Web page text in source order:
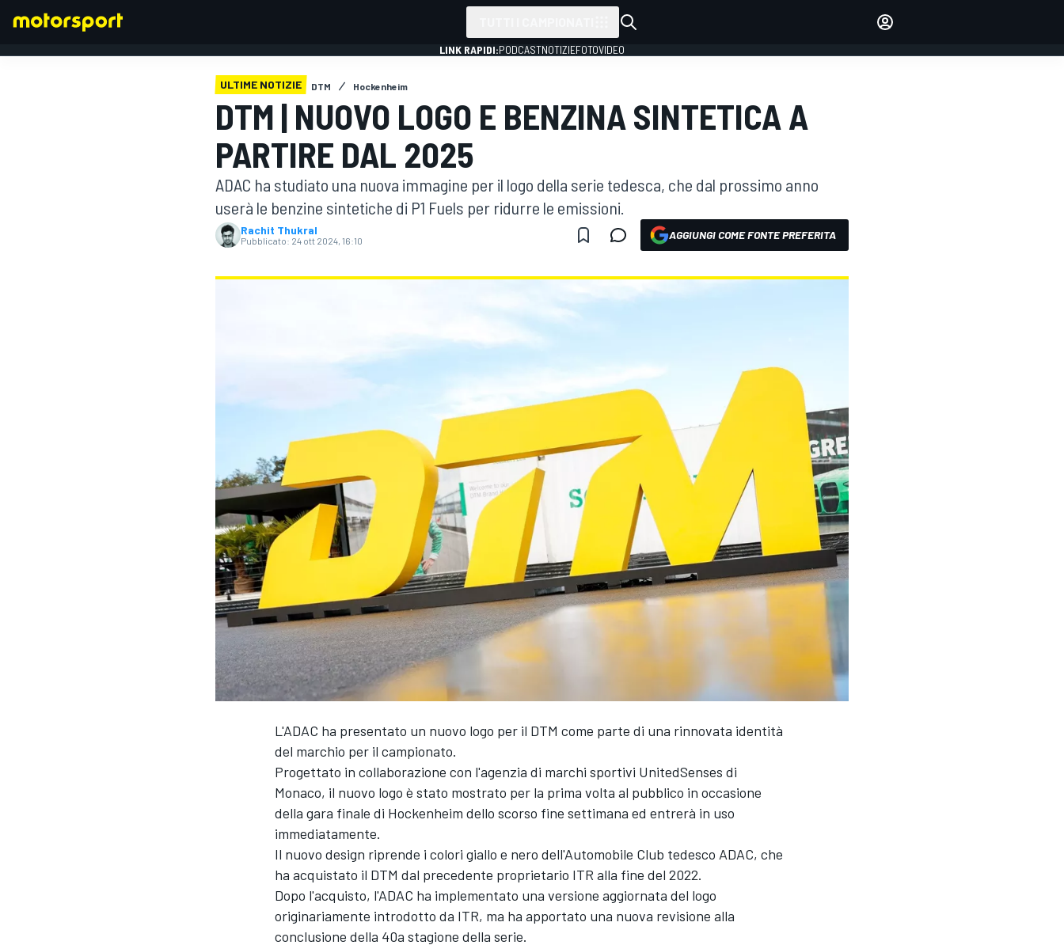
ACCEDI
LINK RAPIDI:PODCASTNOTIZIEFOTOVIDEO
ULTIME NOTIZIE DTM Hockenheim
DTM | NUOVO LOGO E BENZINA SINTETICA A
PARTIRE DAL 2025
ADAC ha studiato una nuova immagine per il logo della serie tedesca, che dal prossimo anno
userà le benzine sintetiche di P1 Fuels per ridurre le emissioni.
Rachit Thukral
Pubblicato: 24 ott 2024, 16:10 AGGIUNGI COME FONTE PREFERITA
L'ADAC ha presentato un nuovo logo per il DTM come parte di una rinnovata identità
del marchio per il campionato.
Progettato in collaborazione con l'agenzia di marchi sportivi UnitedSenses di
Monaco, il nuovo logo è stato mostrato per la prima volta al pubblico in occasione
della gara finale di Hockenheim dello scorso fine settimana ed entrerà in uso
immediatamente.
Il nuovo design riprende i colori giallo e nero dell'Automobile Club tedesco ADAC, che
ha acquistato il DTM dal precedente proprietario ITR alla fine del 2022.
Dopo l'acquisto, l'ADAC ha implementato una versione aggiornata del logo
originariamente introdotto da ITR, ma ha apportato una nuova revisione alla
conclusione della 40a stagione della serie.